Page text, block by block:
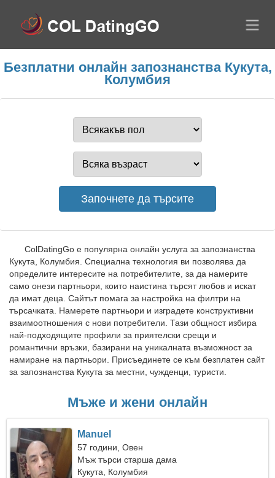
Безплатни онлайн запознанства Кукута,
Колумбия
ColDatingGo е популярна онлайн услуга за запознанства
Кукута, Колумбия. Специална технология ви позволява да
определите интересите на потребителите, за да намерите
само онези партньори, които наистина търсят любов и искат
да имат деца. Сайтът помага за настройка на филтри на
търсачката. Намерете партньори и изградете конструктивни
взаимоотношения с нови потребители. Тази общност избира
най-подходящите профили за приятелски срещи и
романтични връзки, базирани на уникалната възможност за
намиране на партньори. Присъединете се към безплатен сайт
за запознанства Кукута за местни, чужденци, туристи.
Мъже и жени онлайн
Manuel
57 години, Овен
Мъж търси старша дама
Кукута, Колумбия